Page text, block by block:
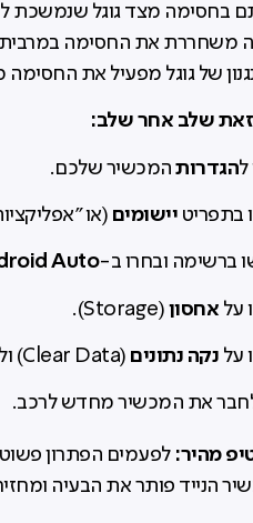
בחסימה מצד גוגל שנמשכת
משחררת את החסימה
של גוגל מפעיל את
שלב אחר שלב:
להגדרותהמכשיר שלכם.
בתפריט יישומים (או
ברשימה ובחרו ב-Auto
על אחסון (Storage).
על נקה נתונים (Clear Data) ולאחר מכן לחצו על
לחבר את המכשיר מחדש לרכב.
מהיר: לפעמים הפתרון פשוט
הנייד פותר את הבעיה